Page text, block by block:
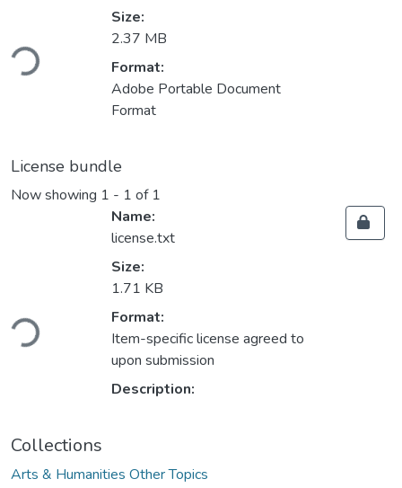
Size:
2.37 MB
Format:
Adobe Portable Document
Format
License bundle
Now showing 1 - 1 of 1
Name:
license.txt
Size:
1.71 KB
Format:
Item-specific license agreed to
upon submission
Description:
Collections
Arts & Humanities Other Topics